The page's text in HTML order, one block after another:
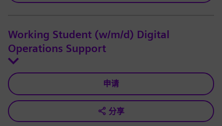
Working Student (w/m/d) Digital
Operations Support
申请
分享